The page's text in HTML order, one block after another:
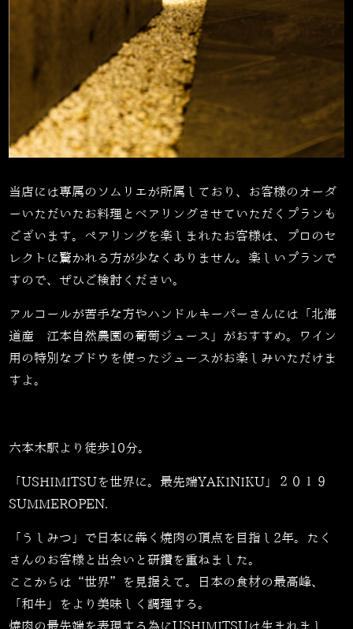
当店には専属のソムリエが所属しており、お客様のオーダ
ーいただいたお料理とベアリングさせていただくプランも
ございます。ペアリングを楽しまれたお客様は、プロのセ
レクトに驚かれる方が少なくありません。楽しいプランで
すので、ぜひご検討ください。
アルコールが苦手な方やハンドルキーパーさんには「北海
道産 江本自然農園の葡萄ジュース」がおすすめ。ワイン
用の特別なブドウを使ったジュースがお楽しみいただけま
すよ。
六本木駅より徒歩10分。
「USHIMITSUを世界に。最先端YAKINIKU」２０１９
SUMMEROPEN.
「うしみつ」で日本に犇く焼肉の頂点を目指し2年。たく
さんのお客様と出会いと研鑽を重ねました。
ここからは“世界”を見据えて。日本の食材の最高峰、
「和牛」をより美味しく調理する。